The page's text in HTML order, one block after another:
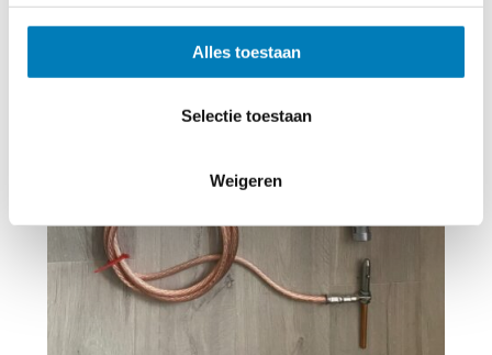
Alles toestaan
Selectie toestaan
Weigeren